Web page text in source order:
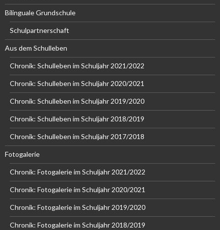
Bilinguale Grundschule
Schulpartnerschaft
Aus dem Schulleben
Chronik: Schulleben im Schuljahr 2021/2022
Chronik: Schulleben im Schuljahr 2020/2021
Chronik: Schulleben im Schuljahr 2019/2020
Chronik: Schulleben im Schuljahr 2018/2019
Chronik: Schulleben im Schuljahr 2017/2018
Fotogalerie
Chronik: Fotogalerie im Schuljahr 2021/2022
Chronik: Fotogalerie im Schuljahr 2020/2021
Chronik: Fotogalerie im Schuljahr 2019/2020
Chronik: Fotogalerie im Schuljahr 2018/2019